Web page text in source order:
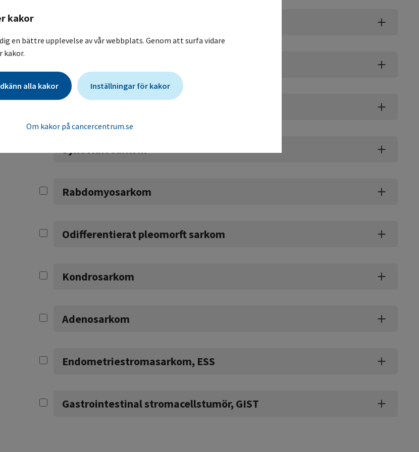
Synovialt sarkom
Rabdomyosarkom
Odifferentierat pleomorft sarkom
Kondrosarkom
Adenosarkom
Endometriestromasarkom, ESS
Gastrointestinal stromacellstumör, GIST
kakor
en bättre upplevelse av vår webbplats. Genom att surfa vidare
kakor.
alla kakor Inställningar för kakor
Om kakor på cancercentrum.se